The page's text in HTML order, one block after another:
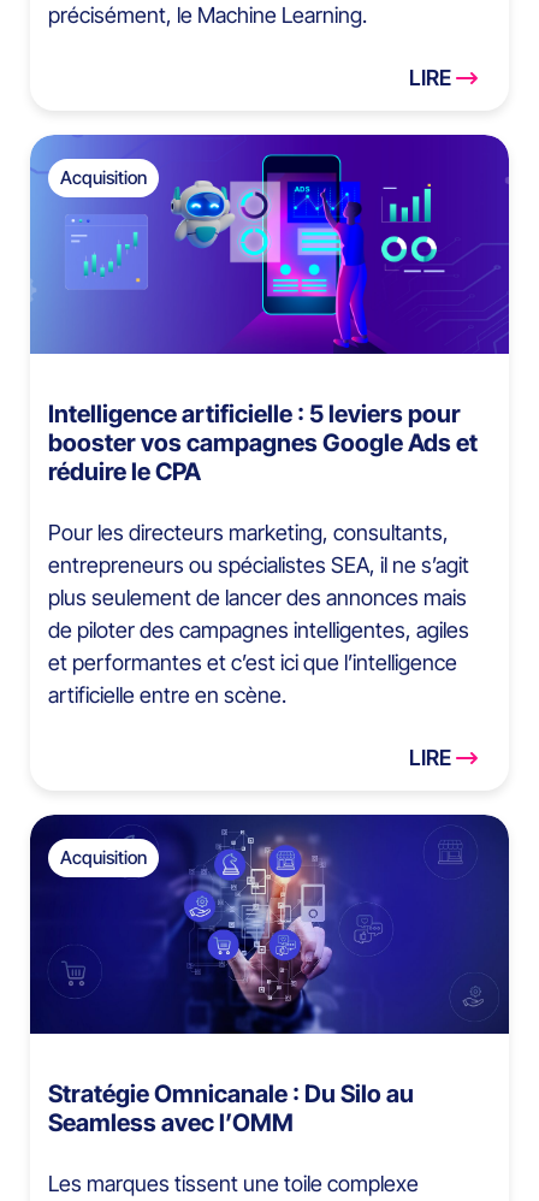
précisément, le Machine Learning.
LIRE
Acquisition
Intelligence artificielle : 5 leviers pour
booster vos campagnes Google Ads et
réduire le CPA
Pour les directeurs marketing, consultants,
entrepreneurs ou spécialistes SEA, il ne s’agit
plus seulement de lancer des annonces mais
de piloter des campagnes intelligentes, agiles
et performantes et c’est ici que l’intelligence
artificielle entre en scène.
LIRE
Acquisition
Stratégie Omnicanale : Du Silo au
Seamless avec l’OMM
Les marques tissent une toile complexe